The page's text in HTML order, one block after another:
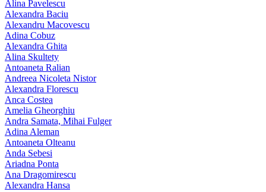
Alina Pavelescu
Alexandra Baciu
Alexandru Macovescu
Adina Cobuz
Alexandra Ghita
Alina Skultety
Antoaneta Ralian
Andreea Nicoleta Nistor
Alexandra Florescu
Anca Costea
Amelia Gheorghiu
Andra Samata, Mihai Fulger
Adina Aleman
Antoaneta Olteanu
Anda Sebesi
Ariadna Ponta
Ana Dragomirescu
Alexandra Hansa